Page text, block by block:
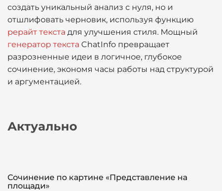
создать уникальный анализ с нуля, но и
отшлифовать черновик, используя функцию
рерайт текста для улучшения стиля. Мощный
генератор текста ChatInfo превращает
разрозненные идеи в логичное, глубокое
сочинение, экономя часы работы над структурой
и аргументацией.
Актуально
Сочинение по картине «Представление на
площади»